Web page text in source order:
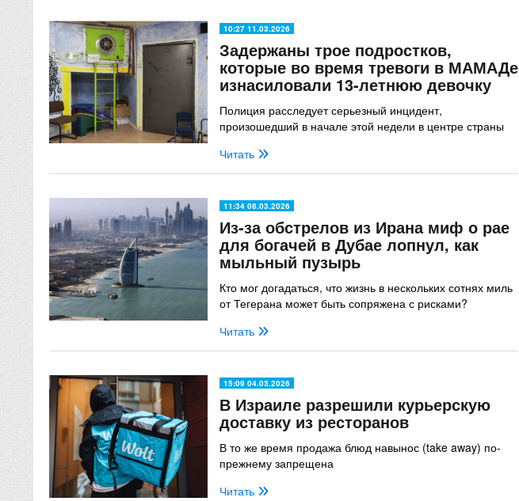
10:27 11.03.2026
Задержаны трое подростков,
которые во время тревоги в МАМАДе
изнасиловали 13-летнюю девочку
Полиция расследует серьезный инцидент,
произошедший в начале этой недели в центре страны
Читать
11:34 08.03.2026
Из-за обстрелов из Ирана миф о рае
для богачей в Дубае лопнул, как
мыльный пузырь
Кто мог догадаться, что жизнь в нескольких сотнях миль
от Тегерана может быть сопряжена с рисками?
Читать
15:09 04.03.2026
В Израиле разрешили курьерскую
доставку из ресторанов
В то же время продажа блюд навынос (take away) по-
прежнему запрещена
Читать